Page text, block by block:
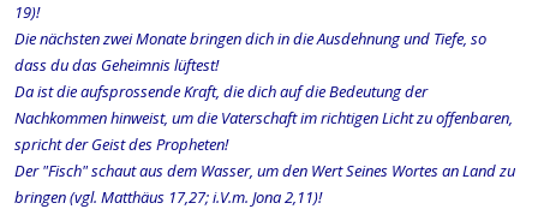
19)!
Die nächsten zwei Monate bringen dich in die Ausdehnung und Tiefe, so
dass du das Geheimnis lüftest!
Da ist die aufsprossende Kraft, die dich auf die Bedeutung der
Nachkommen hinweist, um die Vaterschaft im richtigen Licht zu offenbaren,
spricht der Geist des Propheten!
Der "Fisch" schaut aus dem Wasser, um den Wert Seines Wortes an Land zu
bringen (vgl. Matthäus 17,27; i.V.m. Jona 2,11)!